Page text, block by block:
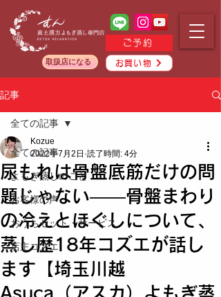
ご予約
お買い物
取扱店になる
記事
全ての記事
よもぎ蒸しのこと
お客様の声
おうちセット・サービス
店主コズエ
全ての記事
尿もれは骨盤底筋だけの問
題じゃない——骨盤まわり
の冷えとほぐしについて、
蒸し歴18年コズエが話し
ます【埼玉川越
Asuca（アスカ）よもぎ蒸
Kozue
2022年7月2日 読了時間: 4分